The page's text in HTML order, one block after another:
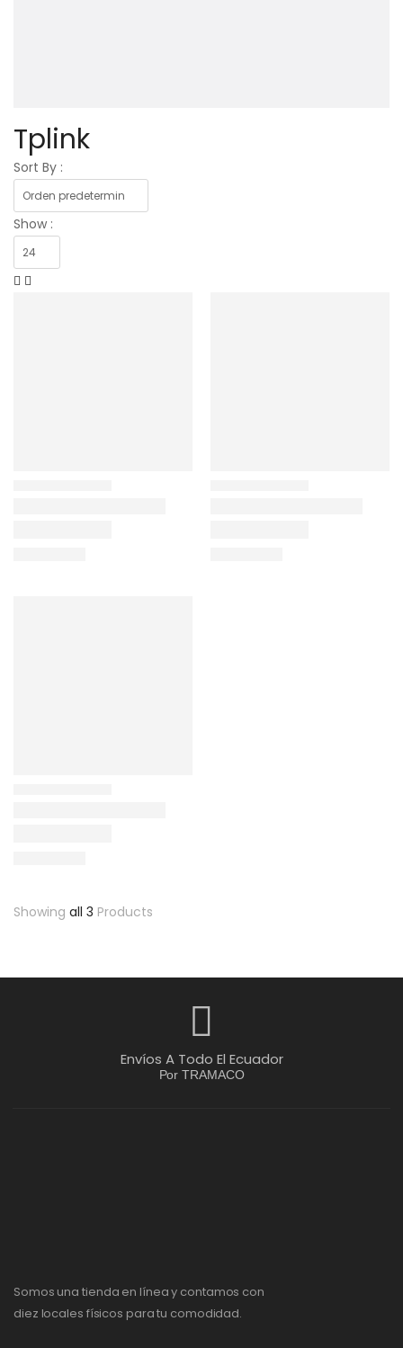
Tplink
Sort By :
Show :
Showing all 3 Products
Envíos A Todo El Ecuador
Por TRAMACO
Somos una tienda en línea y contamos con
diez locales físicos para tu comodidad.